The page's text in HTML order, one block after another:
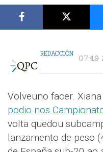
REDACCIÓN 07:49
Volveuno facer.
podio nos
volta quedou
lanzamento de peso